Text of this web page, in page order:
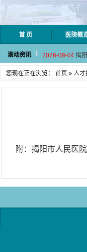
首 页 医院概
滚动资讯
2026-08-06 揭
2026-08-04 揭
2026-07-31 学
2026-07-31 以
揭
2026-07-31 以
您现在正在浏览： 首页 » 人才
附：揭阳市人民医